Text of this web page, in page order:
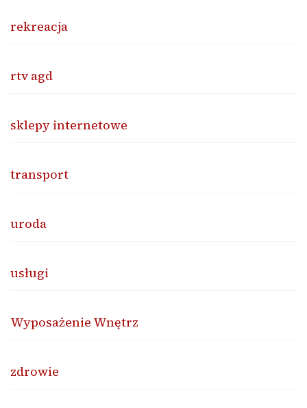
rekreacja
rtv agd
sklepy internetowe
transport
uroda
usługi
Wyposażenie Wnętrz
zdrowie